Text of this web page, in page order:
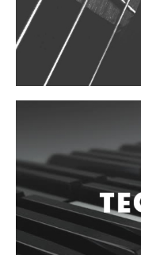
Mano alámbrico
Instrumento alámbrico
Inalámbrico de mano
Inalámbrico diadema y
Corro y escenario
Instalaciones
Cámara, computadora
Pedestales y soportes